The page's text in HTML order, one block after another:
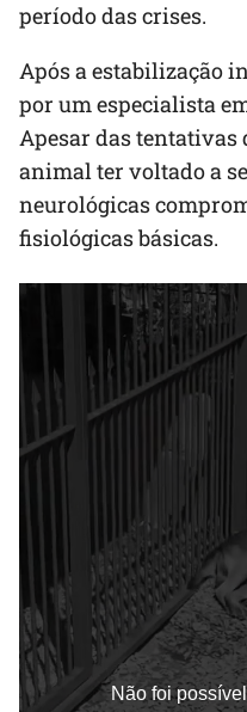
período das crises.
Após a estabilização
por um especialista
Apesar das tentativas
animal ter voltado a
neurológicas
fisiológicas básicas.